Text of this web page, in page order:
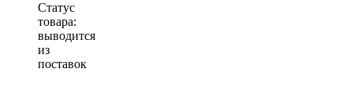
Статус
товара:
выводится
из
поставок